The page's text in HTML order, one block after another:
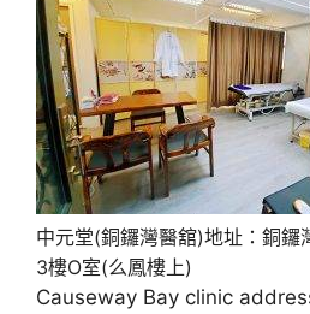
中元堂(銅鑼灣醫舘)地址：銅鑼
3樓O室(么鳳樓上)
Causeway Bay clinic